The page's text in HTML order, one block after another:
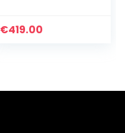
Android Tablet inkl.
€419.00